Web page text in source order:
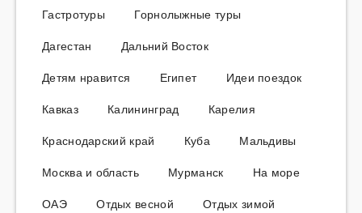
Гастротуры
Горнолыжные туры
Дагестан
Дальний Восток
Детям нравится
Египет
Идеи поездок
Кавказ
Калининград
Карелия
Краснодарский край
Куба
Мальдивы
Москва и область
Мурманск
На море
ОАЭ
Отдых весной
Отдых зимой